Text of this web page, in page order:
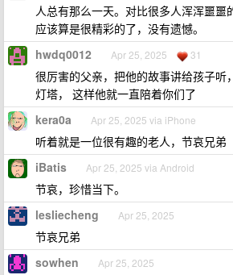
人总有那么一天。对比很多人浑浑噩噩
应该算是很精彩的了，没有遗憾。
hwdq0012 Apr 25, 2025 31
很厉害的父亲，把他的故事讲给孩子听
灯塔， 这样他就一直陪着你们了
kera0a Apr 25, 2025 via iPhone
听着就是一位很有趣的老人，节哀兄弟
iBatis Apr 25, 2025 via Android
节哀，珍惜当下。
lesliecheng Apr 25, 2025
节哀兄弟
sowhen Apr 25, 2025